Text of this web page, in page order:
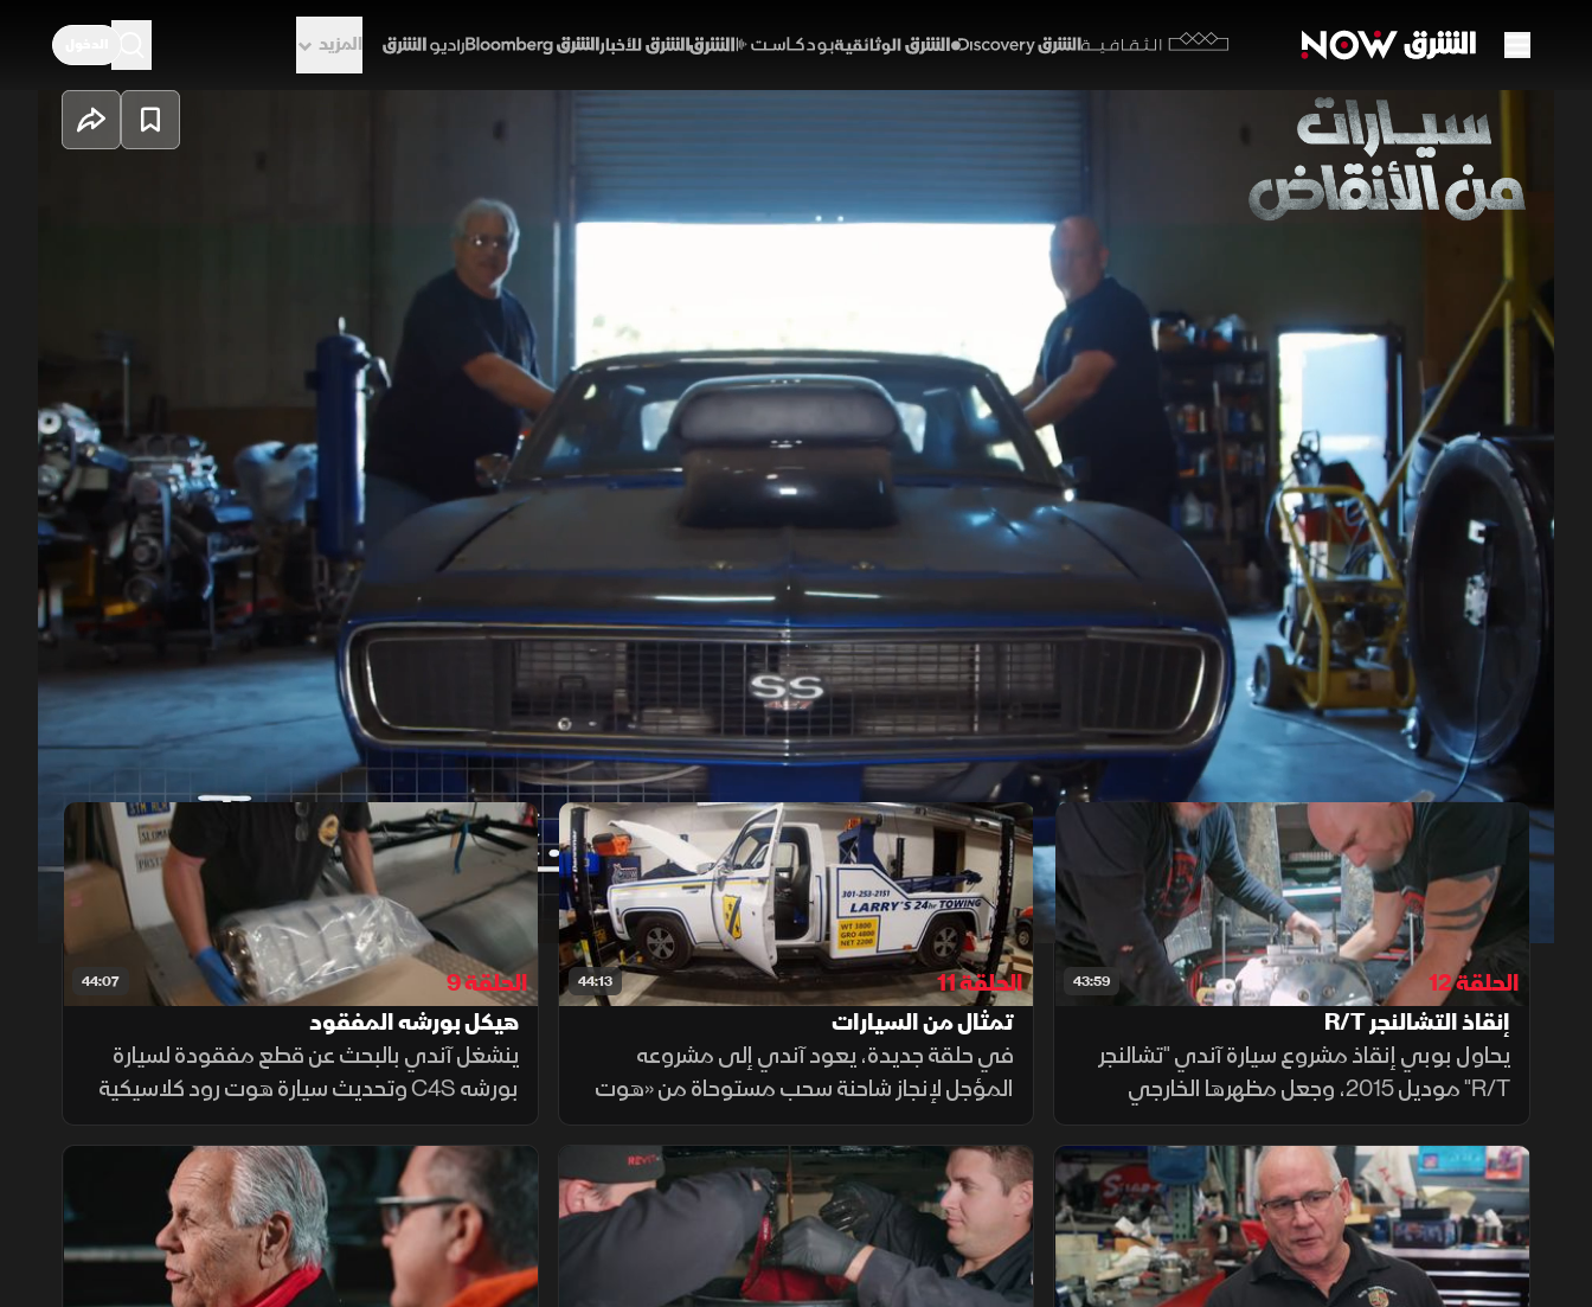
الثقافية
المزيد
‫سيارة الكامارو الجميلة‬ 00:12/43:51 1x auto
عندما تنبض الذكريات بقوة خارقة
43:50
سيارات من الأنقاض الحلقة 10
ظلت سيارة "كامارو RS/SS" موديل 1968 الأسطورية صامتة بلا حراك لعشرين عاما، لكن في هذا اليوم، يحين الوقت لخلع
طفولته، ليعيد إحياء ذكريات المغامرة، حيث يتابع صيانتها وتعديلها لتصبح أكثر قوة وإثارة من السابق.
برامج السيارات ديسكفري
حلقات الموسم 5
43:59
الحلقة 12
إنقاذ التشالنجر R/T
يحاول بوبي إنقاذ مشروع سيارة آندي "تشالنجر
R/T" موديل 2015، وجعل مظهرها الخارجي
يعكس قوة محركها، لتحويله إلى صفقة رابحة.
وفي الوقت نفسه، يحاول تومي تحديث سيارته
"بيغ رِد جيب" بنظام حقن الوقود.
44:13
الحلقة 11
تمثال من السيارات
في حلقة جديدة، يعود آندي إلى مشروعه
المؤجل لإنجاز شاحنة سحب مستوحاة من «هوت
ويلز» بهدف تحطيم الرقم القياسي للسرعة،
مستعينًا بديف جنسن وتقنيات حديثة. ويثير بوبي
الجدل بمحاولة تنفيذ تمثال ضخم
44:07
الحلقة 9
هيكل بورشه المفقود
ينشغل آندي بالبحث عن قطع مفقودة لسيارة
بورشه C4S وتحديث سيارة هوت رود كلاسيكية
لأحد العملاء، ما يؤخر أعمال التفكيك والبيع، قبل
أن يتدخل بوب لدفعه نحو إنجاز المهام المتراكمة.